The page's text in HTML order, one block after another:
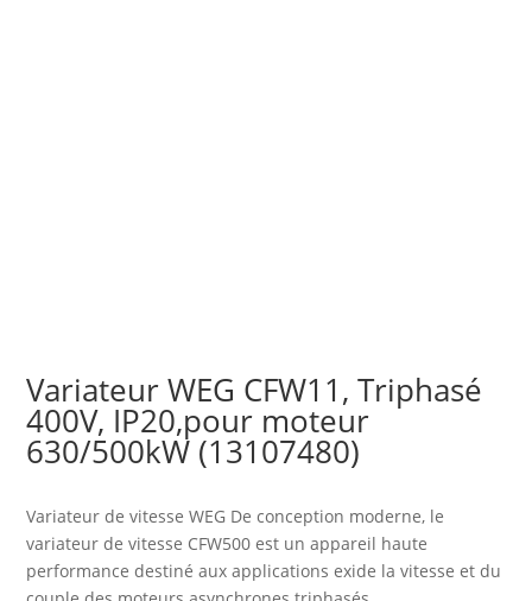
Variateur WEG CFW11, Triphasé
400V, IP20,pour moteur
630/500kW (13107480)
Variateur de vitesse WEG De conception moderne, le
variateur de vitesse CFW500 est un appareil haute
performance destiné aux applications exide la vitesse et du